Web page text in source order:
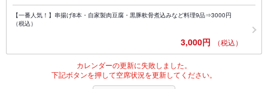
【一番人気！】串揚げ8本・自家製肉豆腐・黒豚軟骨煮込みなど料理9品⇒3000円
（税込）
3,000円 （税込）
カレンダーの更新に失敗しました。
下記ボタンを押して空席状況を更新してください。